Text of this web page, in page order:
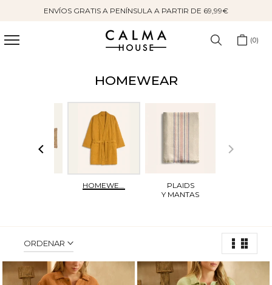
contenido
ENVÍOS GRATIS A PENÍNSULA A PARTIR DE 69,99€
0
HOMEWEAR
HOMEWEAR
PLAIDS
Y MANTAS
ORDENAR